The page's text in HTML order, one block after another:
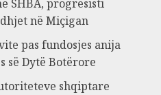
SHBA, progresisti
në Miçigan
pas fundosjes anija
së Dytë Botërore
shqiptare